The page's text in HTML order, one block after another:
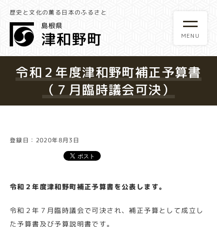
歴史と文化の薫る日本のふるさと
令和２年度津和野町補正予算書
（７月臨時議会可決）
登録日：2020年8月3日
令和２年度津和野町補正予算書を公表します。
令和２年７月臨時議会で可決され、補正予算として成立し
た予算書及び予算説明書です。